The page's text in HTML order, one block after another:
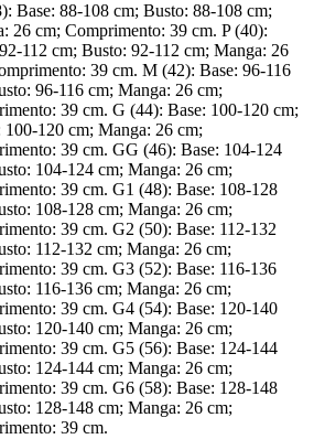
Base: 88-108 cm; Busto: 88-108 cm;
26 cm; Comprimento: 39 cm. P (40):
112 cm; Busto: 92-112 cm; Manga: 26
39 cm. M (42): Base: 96-116
96-116 cm; Manga: 26 cm;
39 cm. G (44): Base: 100-120 cm;
100-120 cm; Manga: 26 cm;
39 cm. GG (46): Base: 104-124
104-124 cm; Manga: 26 cm;
39 cm. G1 (48): Base: 108-128
108-128 cm; Manga: 26 cm;
39 cm. G2 (50): Base: 112-132
112-132 cm; Manga: 26 cm;
39 cm. G3 (52): Base: 116-136
116-136 cm; Manga: 26 cm;
39 cm. G4 (54): Base: 120-140
120-140 cm; Manga: 26 cm;
39 cm. G5 (56): Base: 124-144
124-144 cm; Manga: 26 cm;
39 cm. G6 (58): Base: 128-148
128-148 cm; Manga: 26 cm;
39 cm.